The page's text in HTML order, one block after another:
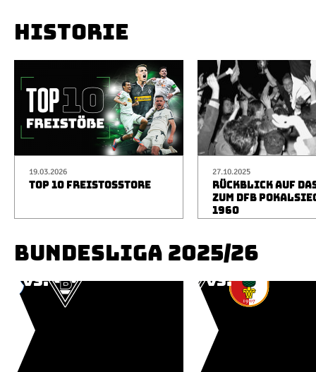
HISTORIE
19.03.2026
TOP 10 FREISTOSSTORE
27.10.2025
RÜCKBLICK AUF
ZUM DFB
1960
BUNDESLIGA 2025/26